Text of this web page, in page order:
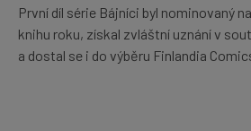
První díl série Bájníci byl nominovaný
knihu roku, získal zvláštní uznání v
a dostal se i do výběru Finlandia